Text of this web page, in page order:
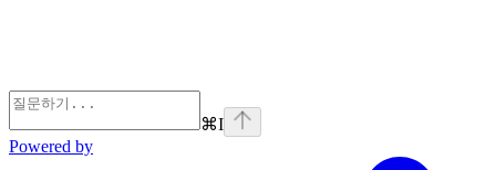
⌘I
Powered by